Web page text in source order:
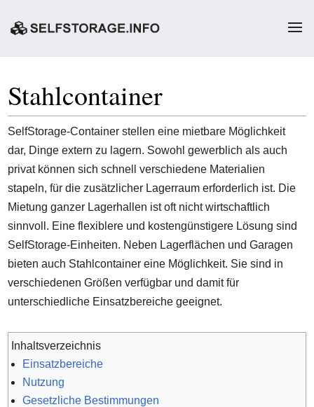
Stahlcontainer
SelfStorage-Container stellen eine mietbare Möglichkeit
dar, Dinge extern zu lagern. Sowohl gewerblich als auch
privat können sich schnell verschiedene Materialien
stapeln, für die zusätzlicher Lagerraum erforderlich ist. Die
Mietung ganzer Lagerhallen ist oft nicht wirtschaftlich
sinnvoll. Eine flexiblere und kostengünstigere Lösung sind
SelfStorage-Einheiten. Neben Lagerflächen und Garagen
bieten auch Stahlcontainer eine Möglichkeit. Sie sind in
verschiedenen Größen verfügbar und damit für
unterschiedliche Einsatzbereiche geeignet.
Inhaltsverzeichnis
Einsatzbereiche
Nutzung
Gesetzliche Bestimmungen